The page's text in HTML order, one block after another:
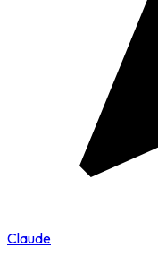
Claude